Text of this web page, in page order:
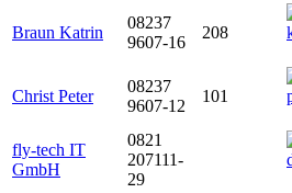
Braun Katrin
08237
9607-16
208
Christ Peter
08237
9607-12
101
fly-tech IT
GmbH
0821
207111-
29